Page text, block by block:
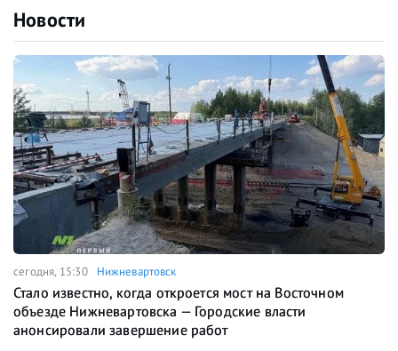
Новости
сегодня, 15:30 Нижневартовск
Стало известно, когда откроется мост на Восточном
объезде Нижневартовска — Городские власти
анонсировали завершение работ